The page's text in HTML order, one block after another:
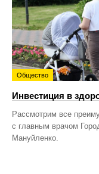
Общество
Инвестиция в
Рассмотрим все
с главным врачом
Мануйленко.